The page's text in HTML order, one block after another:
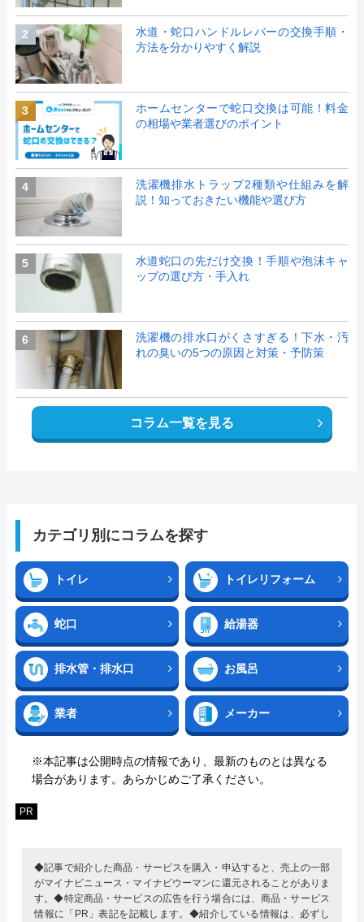
2
水道・蛇口ハンドルレバーの交換手順・
方法を分かりやすく解説
3
ホームセンターで蛇口交換は可能！料金
の相場や業者選びのポイント
4
洗濯機排水トラップ2種類や仕組みを解
説！知っておきたい機能や選び方
5
水道蛇口の先だけ交換！手順や泡沫キャ
ップの選び方・手入れ
6
洗濯機の排水口がくさすぎる！下水・汚
れの臭いの5つの原因と対策・予防策
コラム一覧を見る
カテゴリ別にコラムを探す
トイレ トイレリフォーム
蛇口 給湯器
排水管・排水口 お風呂
業者 メーカー
※本記事は公開時点の情報であり、最新のものとは異なる
場合があります。あらかじめご了承ください。
PR
◆記事で紹介した商品・サービスを購入・申込すると、売上の一部
がマイナビニュース・マイナビウーマンに還元されることがありま
す。◆特定商品・サービスの広告を行う場合には、商品・サービス
情報に「PR」表記を記載します。◆紹介している情報は、必ずし